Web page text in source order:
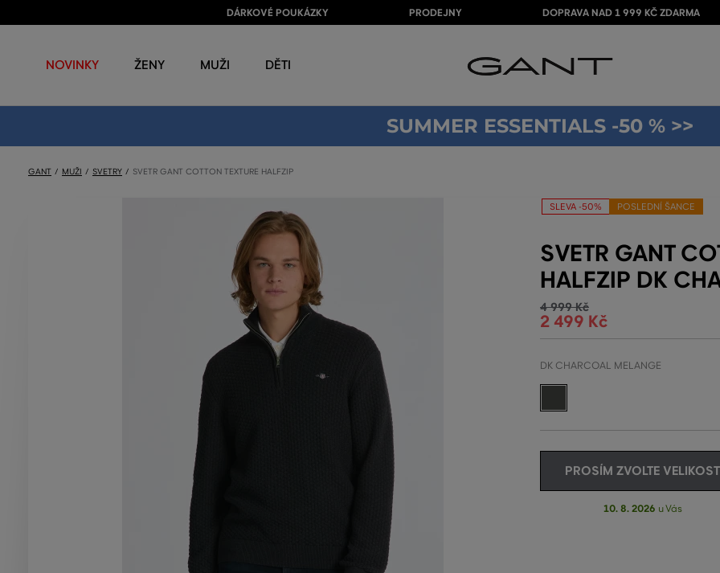
DÁRKOVÉ POUKÁZKY PRODEJNY DOPRAVA NAD 1 999 KČ ZDARMA
NOVINKY ŽENY MUŽI DĚTI
SUMMER ESSENTIALS -50 % >>
GANT MUŽI SVETRY SVETR GANT COTTON TEXTURE HALFZIP
SLEVA -50% POSLEDNÍ ŠANCE
SVETR GANT
HALFZIP DK
4 999 Kč
2 499 Kč
DK CHARCOAL MELANGE
PROSÍM ZVOLTE VELIKOST
10. 8. 2026 u Vás